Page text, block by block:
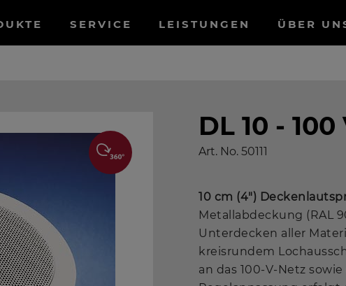
SERVICE LEISTUNGEN ÜBER
DL 10 - 100
Art. No. 50111
10 cm (4")
Metallabdeckung (RAL
Unterdecken aller
kreisrundem
an das 100-V-Netz